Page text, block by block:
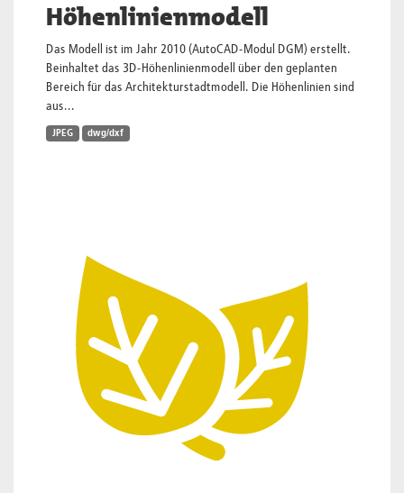
Höhenlinienmodell
Das Modell ist im Jahr 2010 (AutoCAD-Modul DGM) erstellt.
Beinhaltet das 3D-Höhenlinienmodell über den geplanten
Bereich für das Architekturstadtmodell. Die Höhenlinien sind
aus...
JPEG dwg/dxf